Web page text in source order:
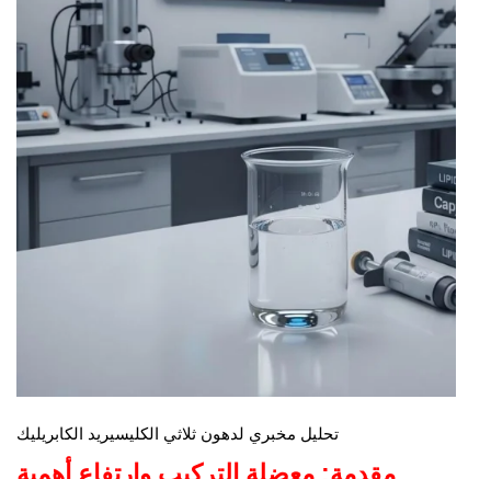
تحليل مخبري لدهون ثلاثي الكليسيريد الكابريليك